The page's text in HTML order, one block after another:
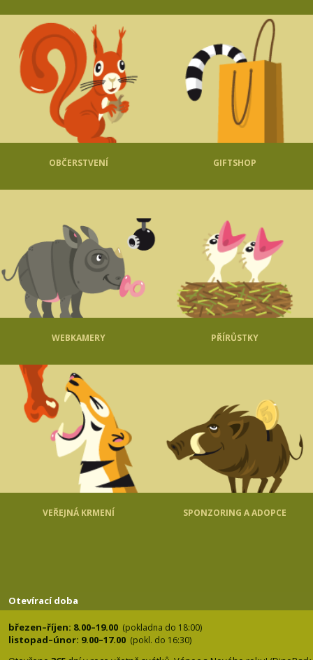
OBČERSTVENÍ GIFTSHOP
WEBKAMERY PŘÍRŮSTKY
VEŘEJNÁ KRMENÍ SPONZORING A ADOPCE
Otevírací doba
březen–říjen: 8.00–19.00 (pokladna do 18:00)
listopad–únor: 9.00–17.00 (pokl. do 16:30)